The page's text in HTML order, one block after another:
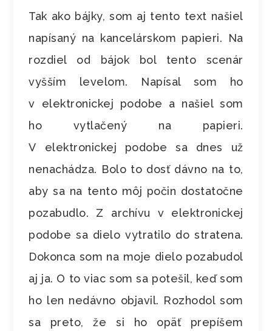
Tak ako bájky, som aj tento text našiel
napísaný na kancelárskom papieri. Na
rozdiel od bájok bol tento scenár
vyšším levelom. Napísal som ho
v elektronickej podobe a našiel som
ho vytlačený na papieri.
V elektronickej podobe sa dnes už
nenachádza. Bolo to dosť dávno na to,
aby sa na tento môj počin dostatočne
pozabudlo. Z archívu v elektronickej
podobe sa dielo vytratilo do stratena.
Dokonca som na moje dielo pozabudol
aj ja. O to viac som sa potešil, keď som
ho len nedávno objavil. Rozhodol som
sa preto, že si ho opäť prepíšem